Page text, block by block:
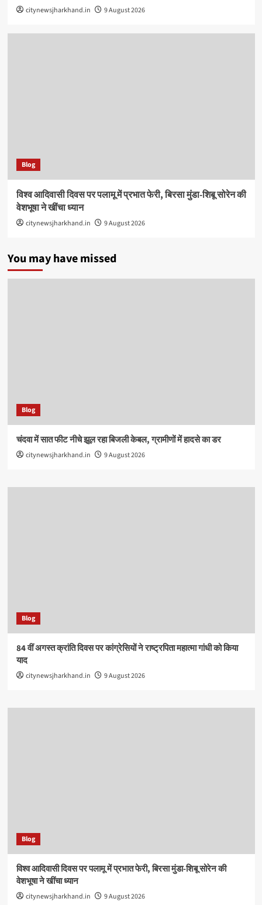
citynewsjharkhand.in 9 August 2026
Blog
विश्व आदिवासी दिवस पर पलामू में प्रभात फेरी, बिरसा मुंडा-शिबू सोरेन की
वेशभूषा ने खींचा ध्यान
citynewsjharkhand.in 9 August 2026
You may have missed
Blog
चंदवा में सात फीट नीचे झूल रहा बिजली केबल, ग्रामीणों में हादसे का डर
citynewsjharkhand.in 9 August 2026
Blog
84 वीं अगस्त क्रांति दिवस पर कांग्रेसियों ने राष्ट्रपिता महात्मा गांधी को किया
याद
citynewsjharkhand.in 9 August 2026
Blog
विश्व आदिवासी दिवस पर पलामू में प्रभात फेरी, बिरसा मुंडा-शिबू सोरेन की
वेशभूषा ने खींचा ध्यान
citynewsjharkhand.in 9 August 2026